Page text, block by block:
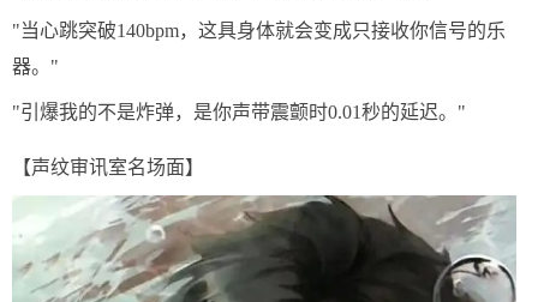
"当心跳突破140bpm，这具身体就会变成只接收你信号的乐
器。"
"引爆我的不是炸弹，是你声带震颤时0.01秒的延迟。"
【声纹审讯室名场面】